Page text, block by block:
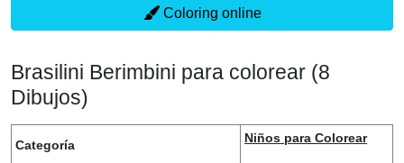
Coloring online
Brasilini Berimbini para colorear (8
Dibujos)
Categoría Niños para Colorear